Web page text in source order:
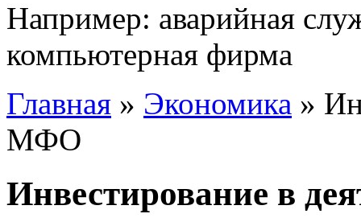
Например: аварийная
компьютерная фирма
Главная » Экономика »
МФО
Инвестирование в